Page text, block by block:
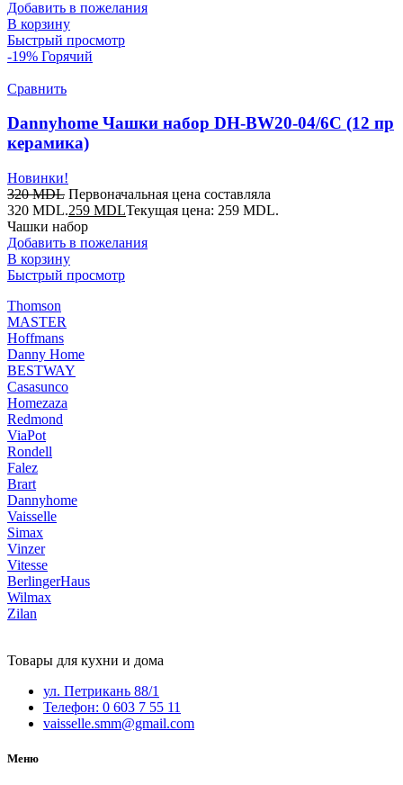
Добавить в пожелания
В корзину
Быстрый просмотр
-19% Горячий
Сравнить
Dannyhome Чашки набор DH-BW20-04/6C (12 пр
керамика)
Новинки!
320MDL Первоначальная цена составляла
320 MDL.259 MDLТекущая цена: 259 MDL.
Чашки набор
Добавить в пожелания
В корзину
Быстрый просмотр
Thomson
MASTER
Hoffmans
Danny Home
BESTWAY
Casasunco
Homezaza
Redmond
ViaPot
Rondell
Falez
Brart
Dannyhome
Vaisselle
Simax
Vinzer
Vitesse
BerlingerHaus
Wilmax
Zilan
Товары для кухни и дома
ул. Петрикань 88/1
Телефон: 0 603 7 55 11
vaisselle.smm@gmail.com
Меню